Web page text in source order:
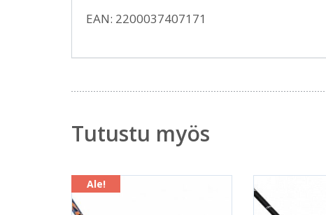
EAN: 2200037407171
Tutustu myös
Ale!